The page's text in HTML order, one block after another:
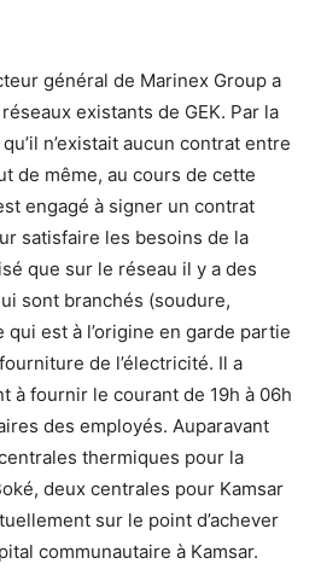
général de Marinex Group a
existants de GEK. Par la
n’existait aucun contrat entre
de même, au cours de cette
engagé à signer un contrat
satisfaire les besoins de la
que sur le réseau il y a des
sont branchés (soudure,
qui est à l’origine en garde partie
de l’électricité. Il a
à fournir le courant de 19h à 06h
des employés. Auparavant
thermiques pour la
deux centrales pour Kamsar
sur le point d’achever
communautaire à Kamsar.